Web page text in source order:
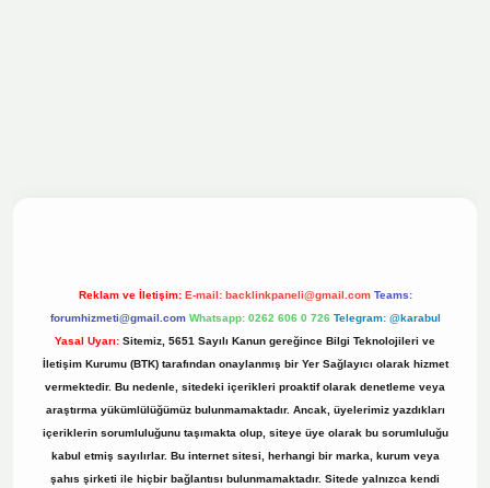
Reklam ve İletişim: E-mail: backlinkpaneli@gmail.com Teams:
forumhizmeti@gmail.com Whatsapp: 0262 606 0 726 Telegram: @karabul
Yasal Uyarı: Sitemiz, 5651 Sayılı Kanun gereğince Bilgi Teknolojileri ve
İletişim Kurumu (BTK) tarafından onaylanmış bir Yer Sağlayıcı olarak hizmet
vermektedir. Bu nedenle, sitedeki içerikleri proaktif olarak denetleme veya
araştırma yükümlülüğümüz bulunmamaktadır. Ancak, üyelerimiz yazdıkları
içeriklerin sorumluluğunu taşımakta olup, siteye üye olarak bu sorumluluğu
kabul etmiş sayılırlar. Bu internet sitesi, herhangi bir marka, kurum veya
şahıs şirketi ile hiçbir bağlantısı bulunmamaktadır. Sitede yalnızca kendi